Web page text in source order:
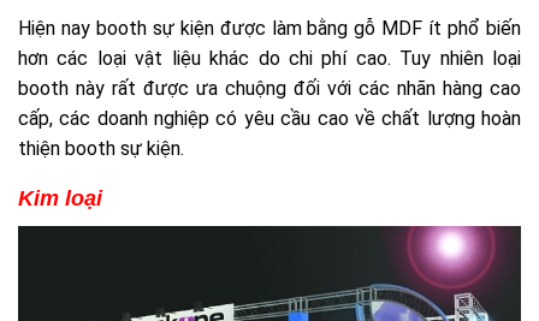
Hiện nay booth sự kiện được làm bằng gỗ MDF ít phổ biến
hơn các loại vật liệu khác do chi phí cao. Tuy nhiên loại
booth này rất được ưa chuộng đối với các nhãn hàng cao
cấp, các doanh nghiệp có yêu cầu cao về chất lượng hoàn
thiện booth sự kiện.
Kim loại